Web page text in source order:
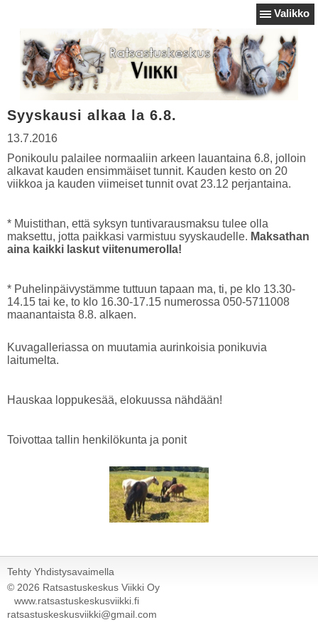
Valikko
Syyskausi alkaa la 6.8.
13.7.2016
Ponikoulu palailee normaaliin arkeen lauantaina 6.8, jolloin
alkavat kauden ensimmäiset tunnit. Kauden kesto on 20
viikkoa ja kauden viimeiset tunnit ovat 23.12 perjantaina.
* Muistithan, että syksyn tuntivarausmaksu tulee olla
maksettu, jotta paikkasi varmistuu syyskaudelle. Maksathan
aina kaikki laskut viitenumerolla!
* Puhelinpäivystämme tuttuun tapaan ma, ti, pe klo 13.30-
14.15 tai ke, to klo 16.30-17.15 numerossa 050-5711008
maanantaista 8.8. alkaen.
Kuvagalleriassa on muutamia aurinkoisia ponikuvia
laitumelta.
Hauskaa loppukesää, elokuussa nähdään!
Toivottaa tallin henkilökunta ja ponit
Tehty Yhdistysavaimella
© 2026 Ratsastuskeskus Viikki Oy
www.ratsastuskeskusviikki.fi
ratsastuskeskusviikki@gmail.com